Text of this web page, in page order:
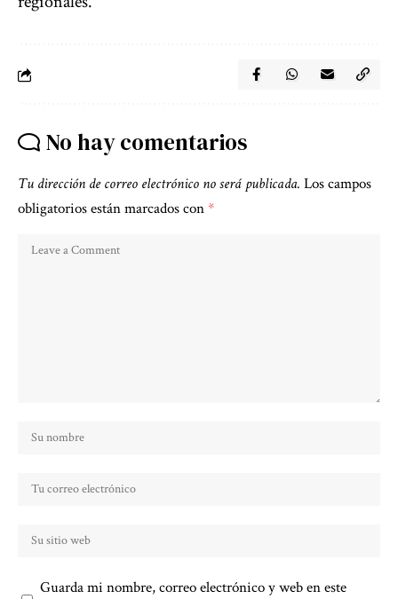
No hay comentarios
Tu dirección de correo electrónico no será publicada. Los campos
obligatorios están marcados con*
Guarda mi nombre, correo electrónico y web en este